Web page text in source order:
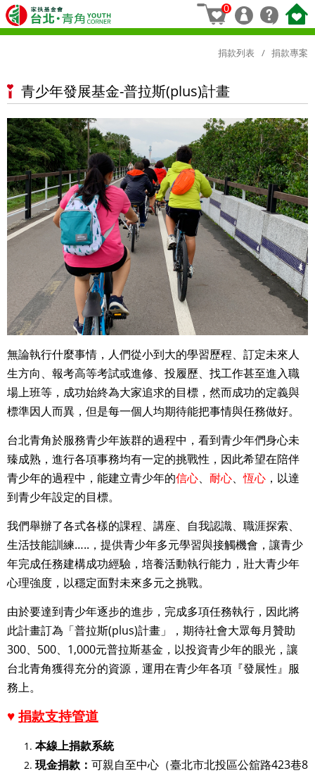
0
捐款列表 捐款專案
青少年發展基金-普拉斯(plus)計畫
無論執行什麼事情，人們從小到大的學習歷程、訂定未來人
生方向、報考高等考試或進修、投履歷、找工作甚至進入職
場上班等，成功始終為大家追求的目標，然而成功的定義與
標準因人而異，但是每一個人均期待能把事情與任務做好。
台北青角於服務青少年族群的過程中，看到青少年們身心未
臻成熟，進行各項事務均有一定的挑戰性，因此希望在陪伴
青少年的過程中，能建立青少年的信心、 耐心、恆心 ，以達
到青少年設定的目標。
我們舉辦了各式各樣的課程、講座、自我認識、職涯探索、
生活技能訓練…..，提供青少年多元學習與接觸機會，讓青少
年完成任務建構成功經驗，培養活動執行能力，壯大青少年
心理強度，以穩定面對未來多元之挑戰。
由於要達到青少年逐步的進步，完成多項任務執行，因此將
此計畫訂為「普拉斯(plus)計畫」，期待社會大眾每月贊助
300、500、1,000元普拉斯基金，以投資青少年的眼光，讓
台北青角獲得充分的資源，運用在青少年各項『發展性』服
務上。
♥ 捐款支持管道
本線上捐款系統
現金捐款： 可親自至中心（臺北市北投區公舘路423巷8